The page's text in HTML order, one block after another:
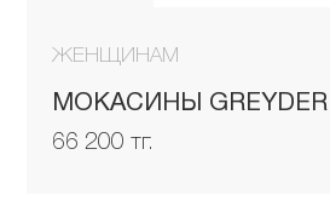
ЖЕНЩИНАМ
МОКАСИНЫ GREYDER
66 200 тг.